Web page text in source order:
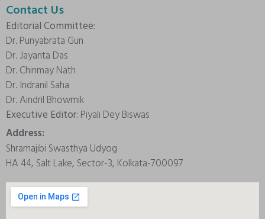
Contact Us
Editorial Committee:
Dr. Punyabrata Gun
Dr. Jayanta Das
Dr. Chinmay Nath
Dr. Indranil Saha
Dr. Aindril Bhowmik
Executive Editor: Piyali Dey Biswas
Address:
Shramajibi Swasthya Udyog
HA 44, Salt Lake, Sector-3, Kolkata-700097